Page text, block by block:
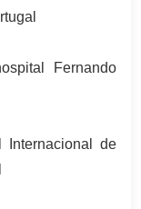
Fernando
Internacional de